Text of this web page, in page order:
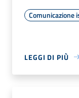
Comunicazione
LEGGI DI PIÙ